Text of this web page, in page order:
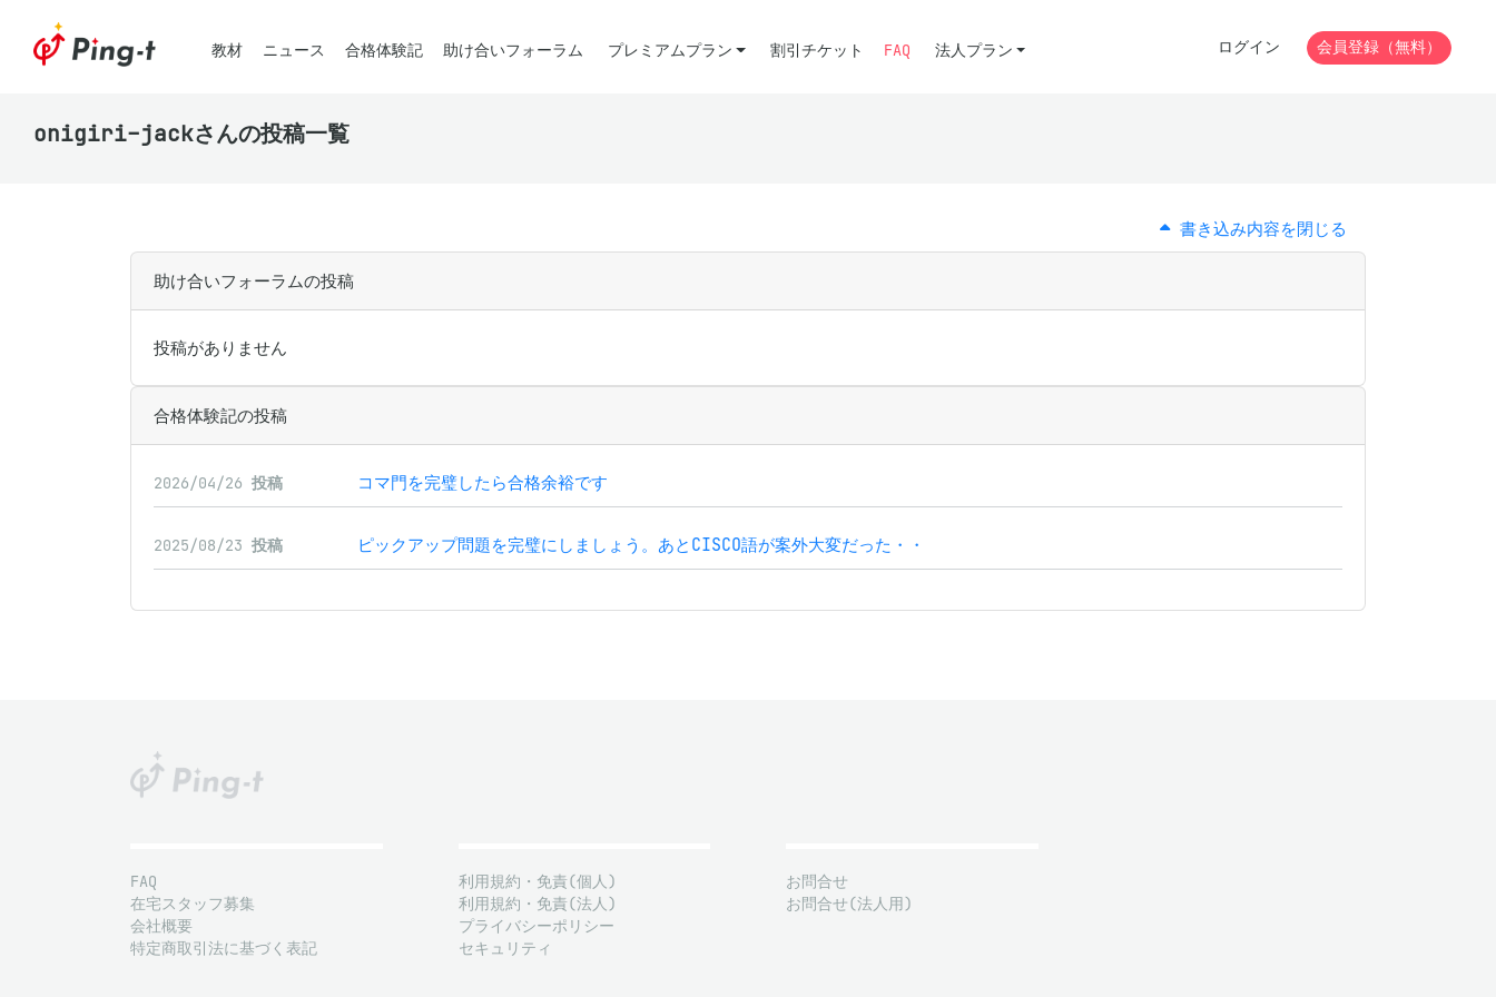
教材 ニュース 合格体験記 助け合いフォーラム プレミアムプラン 割引チケット FAQ 法人プラン ログイン 会員登録（無料）
onigiri-jackさんの投稿一覧
書き込み内容を閉じる
助け合いフォーラムの投稿
投稿がありません
合格体験記の投稿
2026/04/26 投稿 コマ門を完璧したら合格余裕です
2025/08/23 投稿 ピックアップ問題を完璧にしましょう。あとCISCO語が案外大変だった・・
FAQ
在宅スタッフ募集
会社概要
特定商取引法に基づく表記
利用規約・免責(個人)
利用規約・免責(法人)
プライバシーポリシー
セキュリティ
お問合せ
お問合せ(法人用)